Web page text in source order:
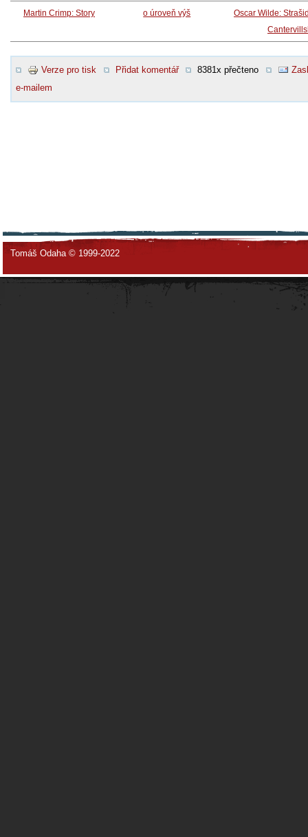
Martin Crimp: Story o úroveň výš
Oscar Wilde:
Verze pro tisk Přidat komentář 8381x přečteno
e-mailem
Tomáš Odaha © 1999-2022